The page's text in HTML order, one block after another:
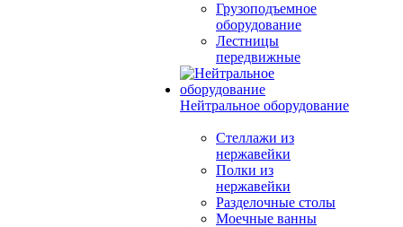
Грузоподъемное
оборудование
Лестницы
передвижные
Нейтральное оборудование
Стеллажи из
нержавейки
Полки из
нержавейки
Разделочные столы
Моечные ванны